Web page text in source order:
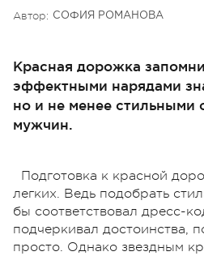
Автор: СОФИЯ РОМАНОВА
Красная дорожка
эффектными нарядами
но и не менее стильными
мужчин.
Подготовка к красной
легких. Ведь подобрать
бы соответствовал дресс-
подчеркивал достоинства,
просто. Однако звездным